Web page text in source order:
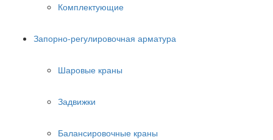
Комплектующие
Запорно-регулировочная арматура
Шаровые краны
Задвижки
Балансировочные краны